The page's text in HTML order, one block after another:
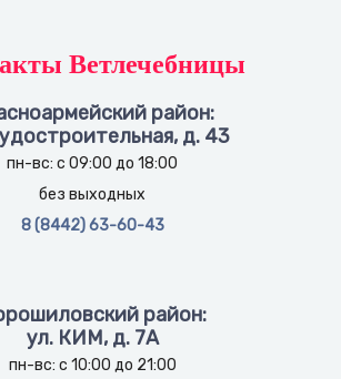
Ветлечебницы
район:
д. 43
пн-вс: с 09:00 до 18:00
без выходных
8 (8442) 63-60-43
район:
ул. КИМ, д. 7А
пн-вс: с 10:00 до 21:00